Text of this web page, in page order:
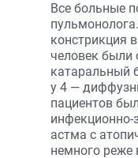
Все больные
констрикция
человек были
катаральный
у 4 —
пациентов
инфекционно-
астма с
немного реже